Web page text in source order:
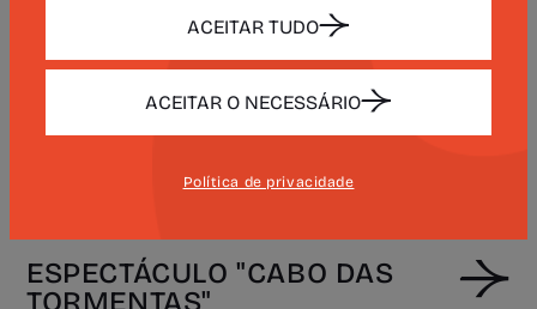
TORMENTAS"
EVENTO OFICIAL MÚSICA, TEATRO E CINEMA
ESPECTÁCULO "CABO DAS
TORMENTAS"
ACEITAR TUDO
ACEITAR O NECESSÁRIO
Política de privacidade